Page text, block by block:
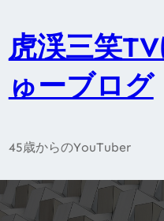
容
を
プ
虎渓三笑
ゅーブログ
45歳からのYouTuber